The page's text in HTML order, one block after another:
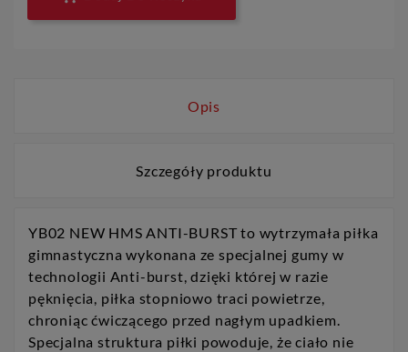
Opis
Szczegóły produktu
YB02 NEW HMS ANTI-BURST to wytrzymała piłka
gimnastyczna wykonana ze specjalnej gumy w
technologii Anti-burst, dzięki której w razie
pęknięcia, piłka stopniowo traci powietrze,
chroniąc ćwiczącego przed nagłym upadkiem.
Specjalna struktura piłki powoduje, że ciało nie